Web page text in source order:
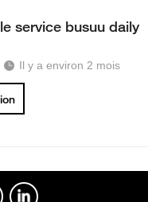
service busuu daily
Il y a environ 2 mois